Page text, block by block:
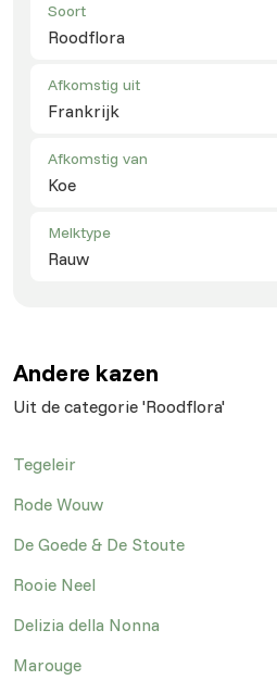
Soort
Roodflora
Afkomstig uit
Frankrijk
Afkomstig van
Koe
Melktype
Rauw
Andere kazen
Uit de categorie 'Roodflora'
Tegeleir
Rode Wouw
De Goede & De Stoute
Rooie Neel
Delizia della Nonna
Marouge